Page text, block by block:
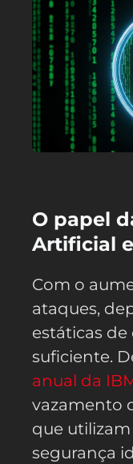
O papel
Artificial
Com o
ataques,
estáticas de
suficiente.
anual da
vazamento
que
segurança